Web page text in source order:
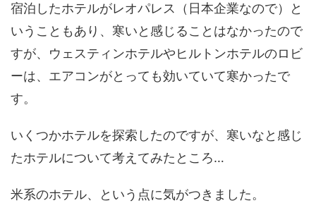
宿泊したホテルがレオパレス（日本企業なので）と
いうこともあり、寒いと感じることはなかったので
すが、ウェスティンホテルやヒルトンホテルのロビ
ーは、エアコンがとっても効いていて寒かったで
す。
いくつかホテルを探索したのですが、寒いなと感じ
たホテルについて考えてみたところ…
米系のホテル、という点に気がつきました。